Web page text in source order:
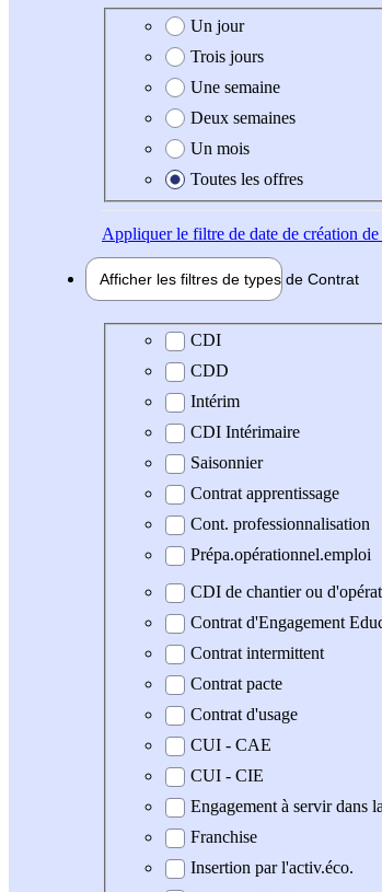
Date de création de l'offre
Un jour
Trois jours
Une semaine
Deux semaines
Un mois
Toutes les offres
Appliquerle filtre de date de création
Afficher les filtres de types de Contrat
Type de contrat
CDI
CDD
Intérim
CDI Intérimaire
Saisonnier
Contrat apprentissage
Cont. professionnalisation
Prépa.opérationnel.emploi
CDI de chantier ou
Contrat d'Engagement
Contrat intermittent
Contrat pacte
Contrat d'usage
CUI - CAE
CUI - CIE
Engagement à servir dans
Franchise
Insertion par l'activ.éco.